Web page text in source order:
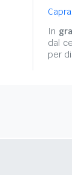
In
dal
per